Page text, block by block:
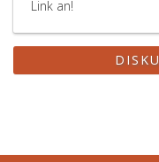
Link an!